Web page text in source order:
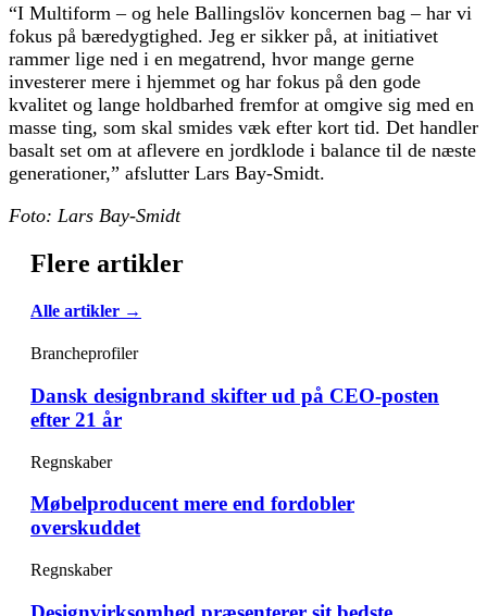
“I Multiform – og hele Ballingslöv koncernen bag – har vi
fokus på bæredygtighed. Jeg er sikker på, at initiativet
rammer lige ned i en megatrend, hvor mange gerne
investerer mere i hjemmet og har fokus på den gode
kvalitet og lange holdbarhed fremfor at omgive sig med en
masse ting, som skal smides væk efter kort tid. Det handler
basalt set om at aflevere en jordklode i balance til de næste
generationer,” afslutter Lars Bay-Smidt.
Foto: Lars Bay-Smidt
Flere artikler
Alle artikler →
Brancheprofiler
Dansk designbrand skifter ud på CEO-posten
efter 21 år
Regnskaber
Møbelproducent mere end fordobler
overskuddet
Regnskaber